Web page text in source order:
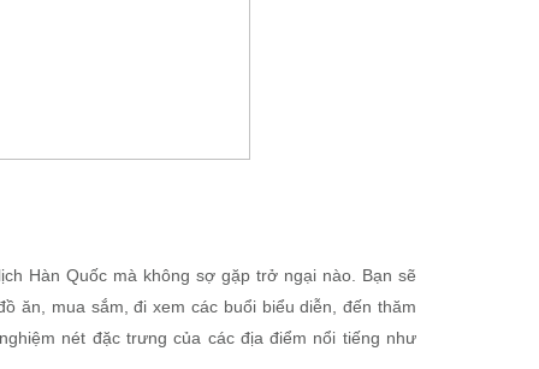
Hàn Quốc mà không sợ gặp trở ngại nào. Bạn sẽ
ăn, mua sắm, đi xem các buổi biểu diễn, đến thăm
nét đặc trưng của các địa điểm nổi tiếng như